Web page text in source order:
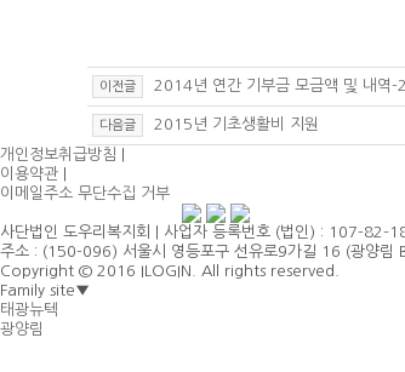
이전글 2014년 연간 기부금 모금액 및 내역-2
다음글
2015년 기초생활비 지원
개인정보취급방침
이용약관
이메일주소 무단수집 거부
사단법인 도우리복지회 | 사업자 등록번호 (법인) : 107-
주소 : (150-096) 서울시 영등포구 선유로9가길 16 (광양림
Copyright © 2016 ILOGIN. All rights reserved.
Family site▼
태광뉴텍
광양림